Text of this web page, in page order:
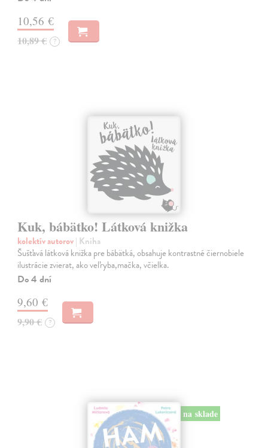
10,56 €
10,89 € ?
Kuk, bábätko! Látková knižka
kolektív autorov| Kniha
Šušťavá látková knižka pre bábätká, obsahuje kontrastné čiernobiele
ilustrácie zvierat, ako veľryba,mačka, včielka.
Do 4 dní
9,60 €
9,90 € ?
na sklade